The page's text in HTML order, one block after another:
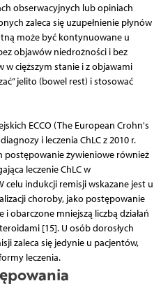
obserwacyjnych lub opiniach
zaleca się uzupełnienie płynów
może być kontynuowane u
objawów niedrożności i bez
cięższym stanie i z objawami
jelito (bowel rest) i stosować
ECCO (The European Crohn's
i leczenia ChLC z 2010 r.
żywieniowe również
leczenie ChLC w
celu indukcji remisji wskazane jest u
choroby, jako postępowanie
obarczone mniejszą liczbą działań
[15]. U osób dorosłych
zaleca się jedynie u pacjentów,
leczenia.